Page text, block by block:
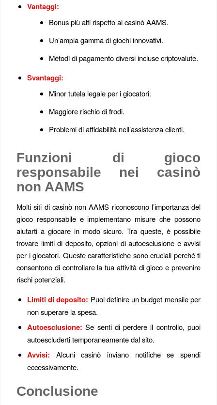
Vantaggi:
Bonus più alti rispetto ai casinò AAMS.
Un’ampia gamma di giochi innovativi.
Métodi di pagamento diversi incluse criptovalute.
Svantaggi:
Minor tutela legale per i giocatori.
Maggiore rischio di frodi.
Problemi di affidabilità nell’assistenza clienti.
Funzioni di gioco
responsabile nei casinò
non AAMS
Molti siti di casinò non AAMS riconoscono l’importanza del
gioco responsabile e implementano misure che possono
aiutarti a giocare in modo sicuro. Tra queste, è possibile
trovare limiti di deposito, opzioni di autoesclusione e avvisi
per i giocatori. Queste caratteristiche sono cruciali perché ti
consentono di controllare la tua attività di gioco e prevenire
rischi potenziali.
Limiti di deposito: Puoi definire un budget mensile per
non superare la spesa.
Autoesclusione: Se senti di perdere il controllo, puoi
autoescluderti temporaneamente dal sito.
Avvisi: Alcuni casinò inviano notifiche se spendi
eccessivamente.
Conclusione